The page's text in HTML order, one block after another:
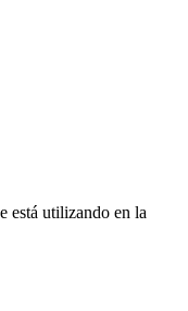
está utilizando en la